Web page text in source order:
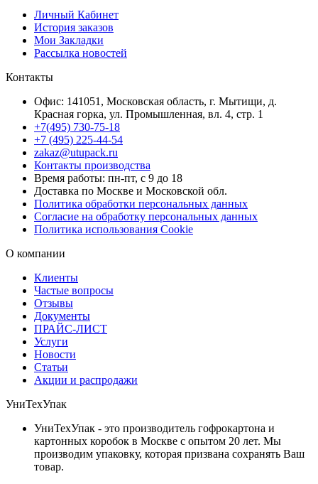
Личный Кабинет
История заказов
Мои Закладки
Рассылка новостей
Контакты
Офис: 141051, Московская область, г. Мытищи, д.
Красная горка, ул. Промышленная, вл. 4, стр. 1
+7(495) 730-75-18
+7 (495) 225-44-54
zakaz@utupack.ru
Контакты производства
Время работы: пн-пт, с 9 до 18
Доставка по Москве и Московской обл.
Политика обработки персональных данных
Согласие на обработку персональных данных
Политика использования Cookie
О компании
Клиенты
Частые вопросы
Отзывы
Документы
ПРАЙС-ЛИСТ
Услуги
Новости
Статьи
Акции и распродажи
УниТехУпак
УниТехУпак - это производитель гофрокартона и
картонных коробок в Москве с опытом 20 лет. Мы
производим упаковку, которая призвана сохранять Ваш
товар.